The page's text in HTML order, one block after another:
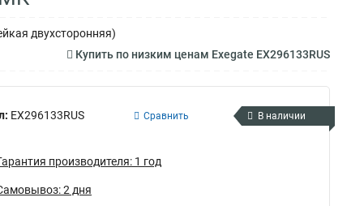
двухсторонняя)
Купить по низким ценам Exegate EX296133RUS
EX296133RUS Сравнить В наличии
производителя: 1 год
2 дня